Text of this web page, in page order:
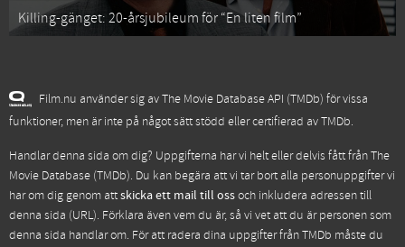
Killing-gänget: 20-årsjubileum för “En liten film”
Film.nu använder sig av The Movie Database API (TMDb) för vissa
funktioner, men är inte på något sätt stödd eller certifierad av TMDb.
Handlar denna sida om dig? Uppgifterna har vi helt eller delvis fått frånThe
Movie Database (TMDb). Du kan begära att vi tar bort alla personuppgifter vi
har om dig genom attskicka ett mail till ossoch inkludera adressen till
denna sida (URL). Förklara även vem du är, så vi vet att du är personen som
denna sida handlar om. För att radera dina uppgifter från TMDb måste du